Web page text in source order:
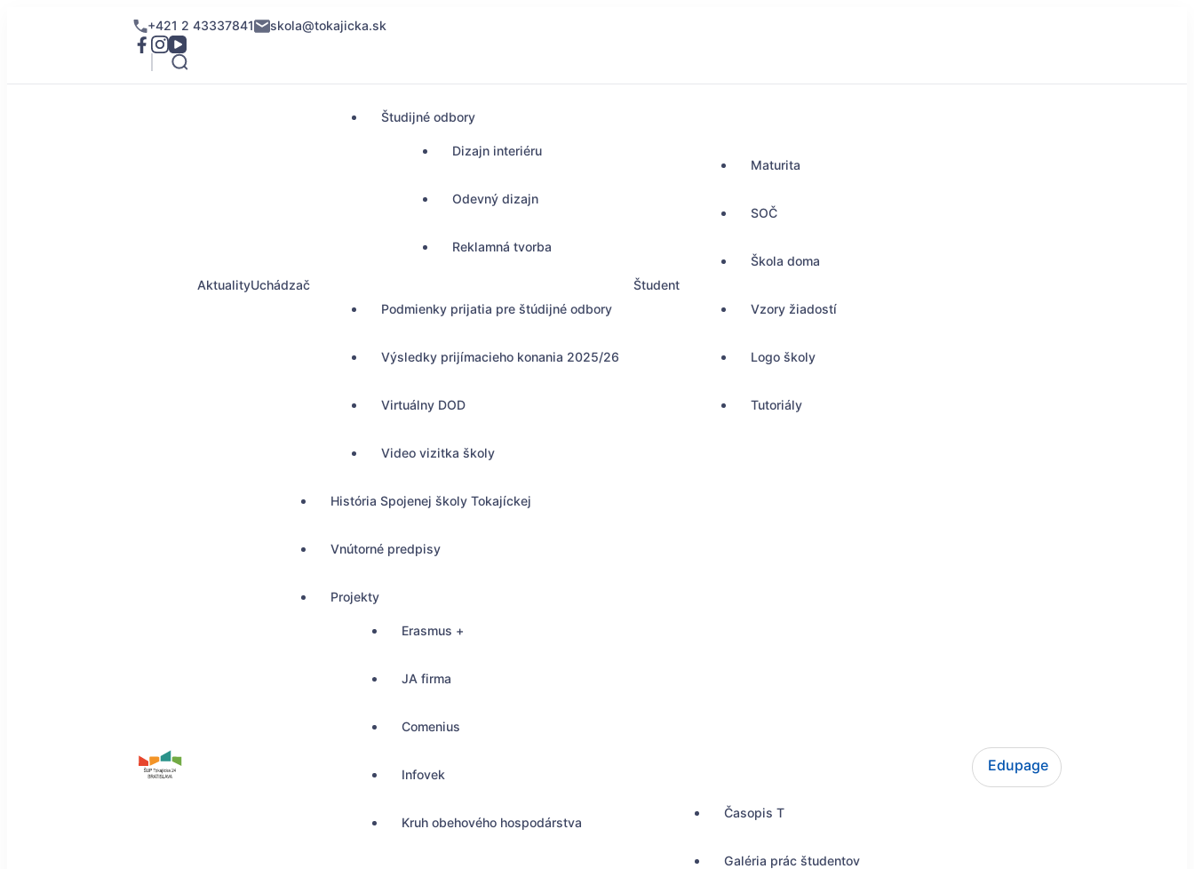
+421 2 43337841 skola@tokajicka.sk
ŠUP Tokajícka 24, Bratislava
AktualityUchádzač
Študijné odbory
Dizajn interiéru
Odevný dizajn
Reklamná tvorba
Podmienky prijatia pre štúdijné odbory
Výsledky prijímacieho konania 2025/26
Virtuálny DOD
Video vizitka školy
Študent
Maturita
SOČ
Škola doma
Vzory žiadostí
Logo školy
Tutoriály
História Spojenej školy Tokajíckej
Vnútorné predpisy
Projekty
Erasmus +
JA firma
Comenius
Infovek
Kruh obehového hospodárstva
Časopis T
Galéria prác študentov
Edupage